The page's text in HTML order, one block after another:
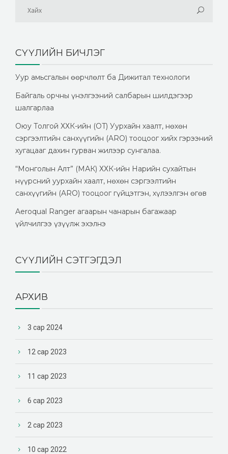
СҮҮЛИЙН БИЧЛЭГ
Уур амьсгалын өөрчлөлт ба Дижитал технологи
Байгаль орчны үнэлгээний салбарын шилдэгээр
шалгарлаа
Оюу Толгой ХХК-ийн (OT) Уурхайн хаалт, нөхөн
сэргээлтийн санхүүгийн (ARO) тооцоог хийх гэрээний
хугацааг дахин гурван жилээр сунгалаа.
“Монголын Алт” (МАК) ХХК-ийн Нарийн сухайтын
нүүрсний уурхайн хаалт, нөхөн сэргээлтийн
санхүүгийн (ARO) тооцоог гүйцэтгэн, хүлээлгэн өгөв
Aeroqual Ranger агаарын чанарын багажаар
үйлчилгээ үзүүлж эхэлнэ
СҮҮЛИЙН СЭТГЭГДЭЛ
АРХИВ
3 сар 2024
12 сар 2023
11 сар 2023
6 сар 2023
2 сар 2023
10 сар 2022